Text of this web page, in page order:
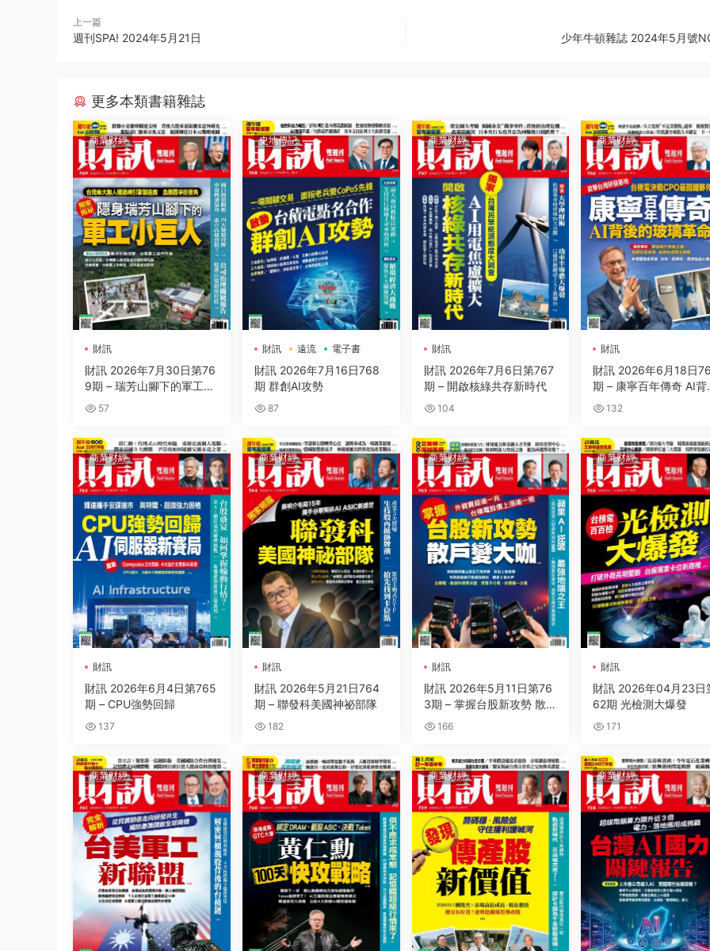
上一篇
週刊SPA! 2024年5月21日 少年牛頓雜誌 2024年5月號
更多本類書籍雜誌
商業财經
財訊
財訊 2026年7月30日第76
9期 – 瑞芳山腳下的軍工小
巨人
57
史地傳記
財訊 遠流 電子書
財訊 2026年7月16日768
期 群創AI攻勢
87
商業财經
財訊
財訊 2026年7月6日第767
期 – 開啟核綠共存新時代
104
商業财經
財訊
財訊 2026年6月18日
期 – 康寧百年傳奇 AI背
的玻璃革命
132
商業财經
財訊
財訊 2026年6月4日第765
期 – CPU強勢回歸
137
商業财經
財訊
財訊 2026年5月21日764
期 – 聯發科美國神祕部隊
182
商業财經
財訊
財訊 2026年5月11日第76
3期 – 掌握台股新攻勢 散戶
變大咖
166
商業财經
財訊
財訊 2026年04月23日
62期 光檢測大爆發
171
商業财經 商業财經 商業财經 商業财經